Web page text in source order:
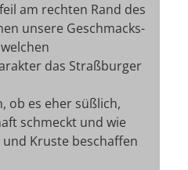
am rechten Rand des
unsere Geschmacks-
das Straßburger
ob es eher süßlich,
schmeckt und wie
Kruste beschaffen